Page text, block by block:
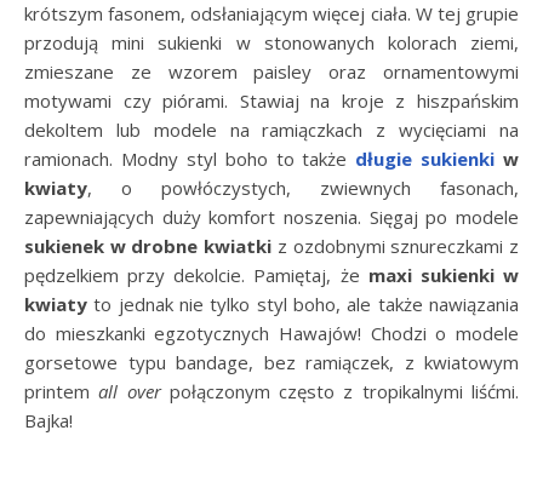
krótszym fasonem, odsłaniającym więcej ciała. W tej grupie
przodują mini sukienki w stonowanych kolorach ziemi,
zmieszane ze wzorem paisley oraz ornamentowymi
motywami czy piórami. Stawiaj na kroje z hiszpańskim
dekoltem lub modele na ramiączkach z wycięciami na
ramionach. Modny styl boho to także długie sukienki w
kwiaty, o powłóczystych, zwiewnych fasonach,
zapewniających duży komfort noszenia. Sięgaj po modele
sukienek w drobne kwiatki z ozdobnymi sznureczkami z
pędzelkiem przy dekolcie. Pamiętaj, że maxi sukienki w
kwiaty to jednak nie tylko styl boho, ale także nawiązania
do mieszkanki egzotycznych Hawajów! Chodzi o modele
gorsetowe typu bandage, bez ramiączek, z kwiatowym
printemall overpołączonym często z tropikalnymi liśćmi.
Bajka!